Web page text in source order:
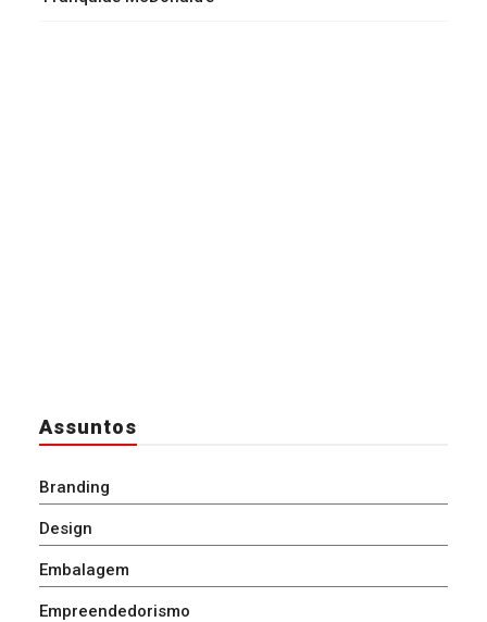
Assuntos
Branding
Design
Embalagem
Empreendedorismo